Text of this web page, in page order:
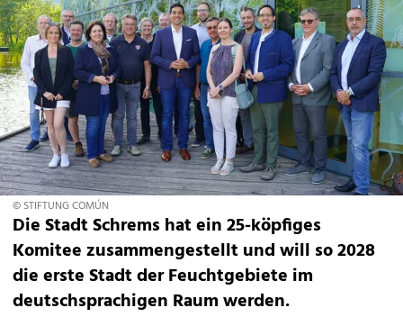
© STIFTUNG COMÚN
Die Stadt Schrems hat ein 25-köpfiges
Komitee zusammengestellt und will so 2028
die erste Stadt der Feuchtgebiete im
deutschsprachigen Raum werden.